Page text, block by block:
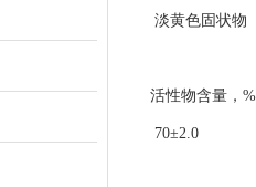
淡黄色固状物
活性物含量，%
70±2.0